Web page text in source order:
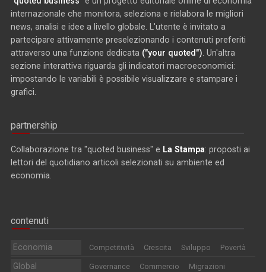
internazionale che monitora, seleziona e rielabora le migliori
news, analisi e idee a livello globale. L'utente è invitato a
partecipare attivamente preselezionando i contenuti preferiti
attraverso una funzione dedicata ("your quoted"). Un'altra
sezione interattiva riguarda gli indicatori macroeconomici:
impostando le variabili è possibile visualizzare e stampare i
grafici.
partnership
Collaborazione tra "quoted business" e La Stampa: proposti ai
lettori del quotidiano articoli selezionati su ambiente ed
economia.
contenuti
Economia Competitività Crescita Sviluppo Povertà
Global Governance Commercio Migrazioni